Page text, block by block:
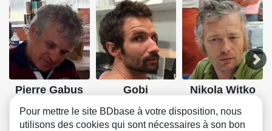
Pierre Gabus Gobi Nikola Witko
Pour mettre le site BDbase à votre disposition, nous
utilisons des cookies qui sont nécessaires à son bon